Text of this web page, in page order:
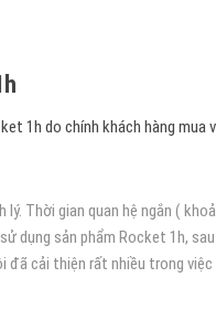
1h do chính khách hàng mua
lý. Thời gian quan hệ ngắn (
dụng sản phẩm Rocket 1h,
cải thiện rất nhiều trong